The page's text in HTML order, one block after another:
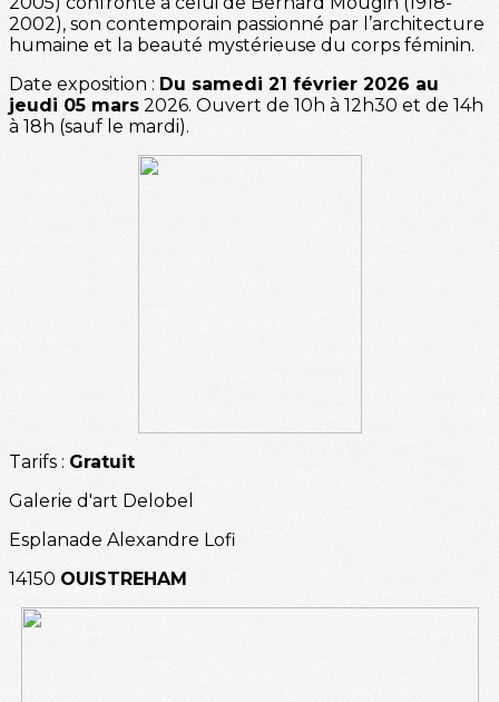
2002), son contemporain passionné par l’architecture
humaine et la beauté mystérieuse du corps féminin.
Date exposition : Du samedi 21 février 2026 au
jeudi 05 mars 2026. Ouvert de 10h à 12h30 et de 14h
à 18h (sauf le mardi).
Tarifs : Gratuit
Galerie d'art Delobel
Esplanade Alexandre Lofi
14150 OUISTREHAM